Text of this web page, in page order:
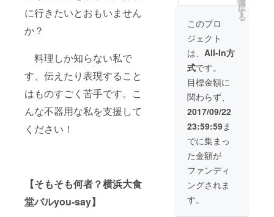
に行きたいとおもいません
か？
料理しか知らない私で
す、伝えたり表現すること
はものすごく苦手です。こ
んな不器用な私を支援して
ください！
【そもそも何者？横浜大食
堂バルyou-say】
択
す
る
このプロ
ジェクト
は、 All-In方
式です。
目標金額に
関わらず、
2017/09/22
23:59:59ま
でに集まっ
た金額が
ファンディ
ングされま
す。